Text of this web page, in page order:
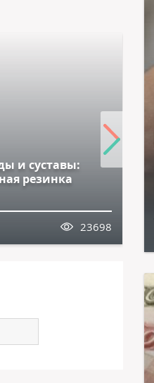
и суставы:
резинка
23698